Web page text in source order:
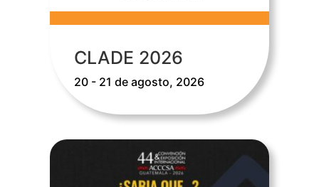
CLADE 2026
20 - 21 de agosto, 2026